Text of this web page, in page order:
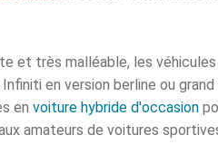
et très malléable, les
en version berline ou
en voiture hybride d'occasion
amateurs de voitures